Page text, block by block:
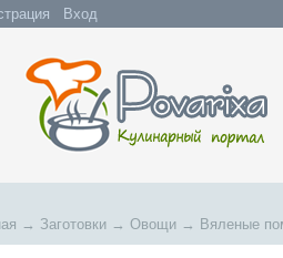
Вход
→ Заготовки → Овощи → Вяленые